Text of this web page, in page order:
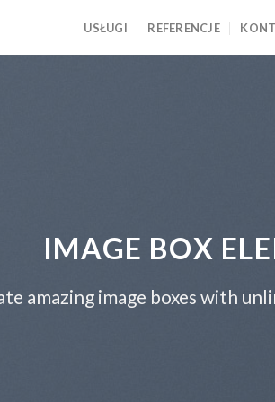
USŁUGI REFERENCJE
IMAGE BOX
amazing image boxes with